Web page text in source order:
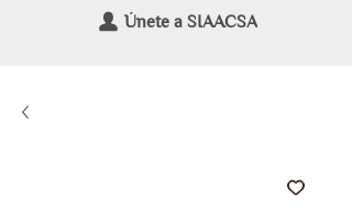
Únete a SIAACSA